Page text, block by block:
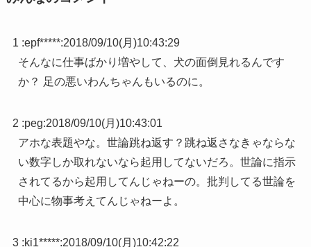
1 :epf*****:2018/09/10(月)10:43:29
そんなに仕事ばかり増やして、犬の面倒見れるんです
か？ 足の悪いわんちゃんもいるのに。
2 :peg:2018/09/10(月)10:43:01
アホな表題やな。世論跳ね返す？跳ね返さなきゃならな
い数字しか取れないなら起用してないだろ。世論に指示
されてるから起用してんじゃねーの。批判してる世論を
中心に物事考えてんじゃねーよ。
3 :ki1*****:2018/09/10(月)10:42:22